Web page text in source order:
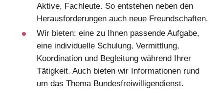
Aktive, Fachleute. So entstehen neben den
Herausforderungen auch neue Freundschaften.
Wir bieten: eine zu Ihnen passende Aufgabe,
eine individuelle Schulung, Vermittlung,
Koordination und Begleitung während Ihrer
Tätigkeit. Auch bieten wir Informationen rund
um das Thema Bundesfreiwilligendienst.